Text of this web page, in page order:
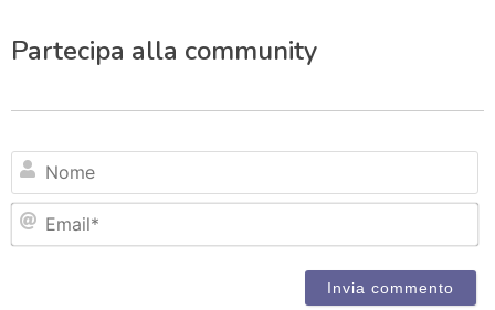
Partecipa alla community